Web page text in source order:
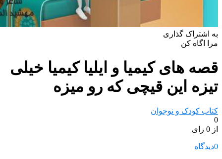
به اشتراک گذاری
مرا اگاه کن
قصه های کیمیا و ایلیا کیمیا خیلی
تیزه این قیچی که رو میزه
کتاب کودک و نوجوان
0
از 0 رای
0دیدگاه